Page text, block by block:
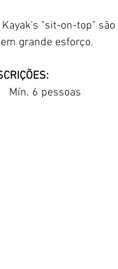
Kayak's "sit-on-top"
grande esforço.
Mín. 6 pessoas